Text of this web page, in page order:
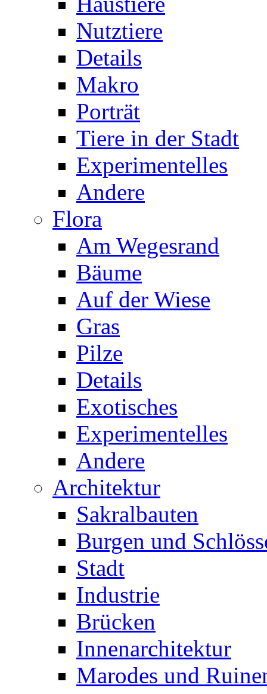
Nutztiere
Details
Makro
Porträt
Tiere in der Stadt
Experimentelles
Andere
Flora
Am Wegesrand
Bäume
Auf der Wiese
Gras
Pilze
Details
Exotisches
Experimentelles
Andere
Architektur
Sakralbauten
Burgen und
Stadt
Industrie
Brücken
Innenarchitektur
Marodes und